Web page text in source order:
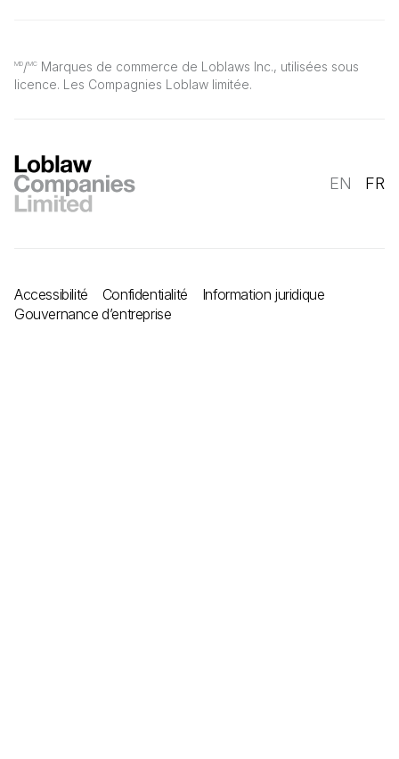
MD/MC Marques de commerce de Loblaws Inc., utilisées sous
licence. Les Compagnies Loblaw limitée.
EN FR
Accessibilité Confidentialité
Information juridique
Gouvernance d’entreprise